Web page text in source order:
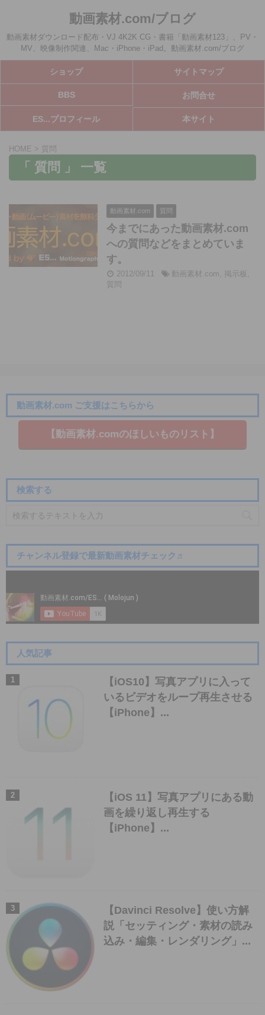
動画素材.com/ブログ
動画素材ダウンロード配布・VJ 4K2K CG・書籍「動画素材123」、PV・
MV、映像制作関連、Mac・iPhone・iPad。動画素材.com/ブログ
ショップ サイトマップ
BBS お問合せ
ES...プロフィール 本サイト
HOME > 質問
「 質問 」 一覧
動画素材.com 質問
今までにあった動画素材.com
への質問などをまとめていま
す。
2012/09/11 動画素材.com, 掲示板 ,
質問
動画素材.com ご支援はこちらから
【動画素材.co​mのほしいものリスト】
検索する
チャンネル登録で最新動画素材チェック♬
人気記事
【iOS10】写真アプリに入って
いるビデオをループ再生させる
【iPhone】...
【iOS 11】写真アプリにある動
画を繰り返し再生する
【iPhone】...
【Davinci Resolve】使い方解
説「セッティング・素材の読み
込み・編集・レンダリング」...